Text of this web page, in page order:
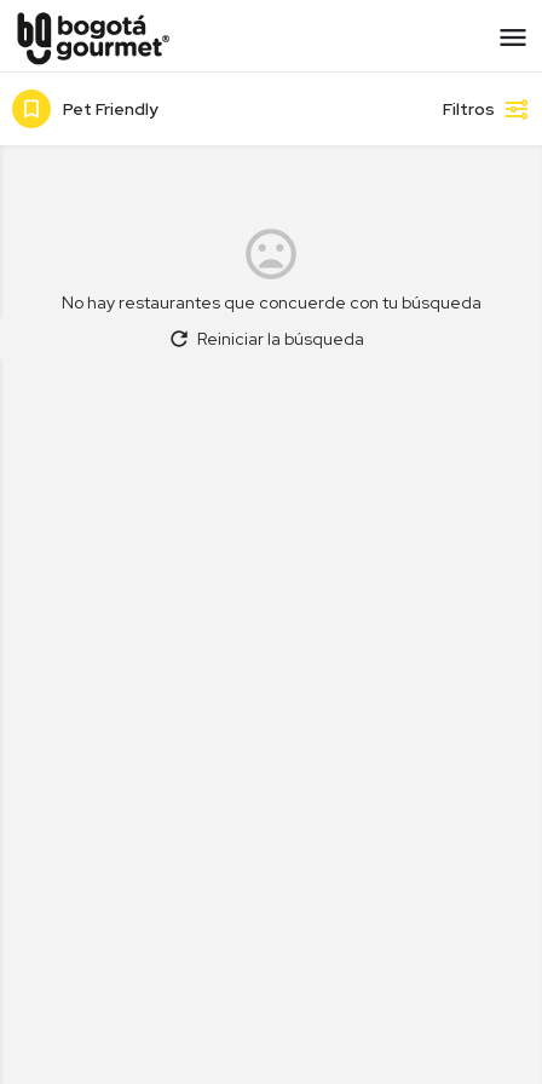
Pet Friendly Filtros
No hay restaurantes que concuerde con tu búsqueda
Reiniciar la búsqueda